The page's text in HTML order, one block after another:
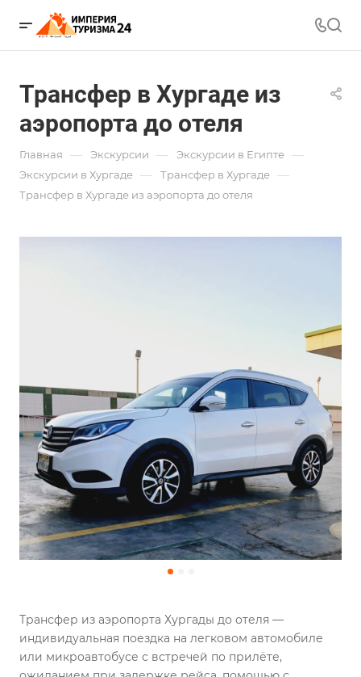
Трансфер в Хургаде из
аэропорта до отеля
Главная — Экскурсии — Экскурсии в Египте —
Экскурсии в Хургаде — Трансфер в Хургаде —
Трансфер в Хургаде из аэропорта до отеля
Трансфер из аэропорта Хургады до отеля —
индивидуальная поездка на легковом автомобиле
или микроавтобусе с встречей по прилёте,